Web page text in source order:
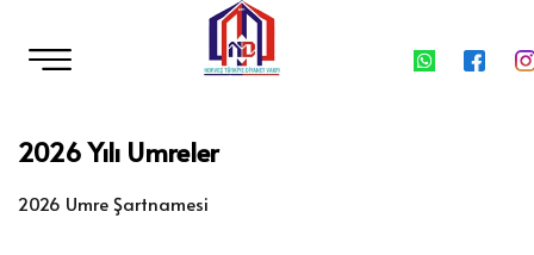
2026 Yılı Umreler
2026 Umre Şartnamesi